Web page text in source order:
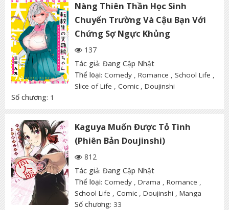
Nàng Thiên Thần Học Sinh
Chuyển Trường Và Cậu Bạn Với
Chứng Sợ Ngực Khủng
137
Tác giả: Đang Cập Nhật
Thể loại: Comedy , Romance , School Life ,
Slice of Life , Comic , Doujinshi
Số chương: 1
Kaguya Muốn Được Tỏ Tình
(Phiên Bản Doujinshi)
812
Tác giả: Đang Cập Nhật
Thể loại: Comedy , Drama , Romance ,
School Life , Comic , Doujinshi , Manga
Số chương: 33